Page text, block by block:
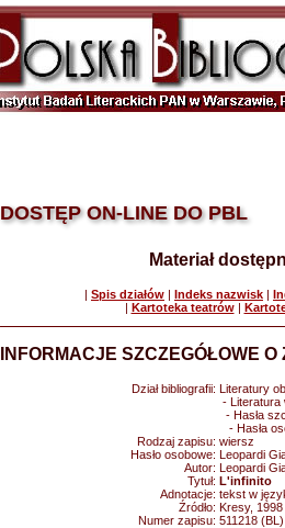
DOSTĘP ON-LINE DO PBL
Materiał
| Spis działów | Indeks nazwisk |
| Kartoteka teatrów|
INFORMACJE SZCZEGÓŁOWE O
Dział bibliografii: Literatury
- Literatura
- Hasła
- Hasła
Rodzaj zapisu: wiersz
Hasło osobowe: Leopardi
Autor: Leopardi
Tytuł: L'infinito
Adnotacje: tekst w
Źródło: Kresy,
Numer zapisu: 511218 (BL)